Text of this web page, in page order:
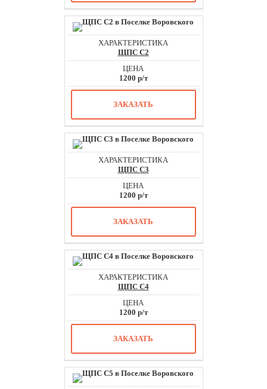
ЩПС С2
1200 р/т
ЗАКАЗАТЬ
ЩПС С3
1200 р/т
ЗАКАЗАТЬ
ЩПС С4
1200 р/т
ЗАКАЗАТЬ